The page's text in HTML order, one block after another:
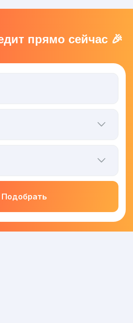
прямо сейчас 🎉
Подобрать